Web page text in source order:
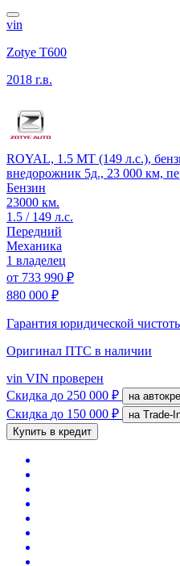
vin
Zotye T600
2018 г.в.
ROYAL, 1.5 MT (149 л.с.),
внедорожник 5д., 23 000 км,
Бензин
23000 км.
1.5 / 149 л.с.
Передний
Механика
1 владелец
от 733 990 ₽
880 000 ₽
Гарантия юридической
Оригинал ПТС в наличии
vin VIN проверен
Скидка до 250 000 ₽ на
Скидка до 150 000 ₽
на Trade-
Купить в кредит